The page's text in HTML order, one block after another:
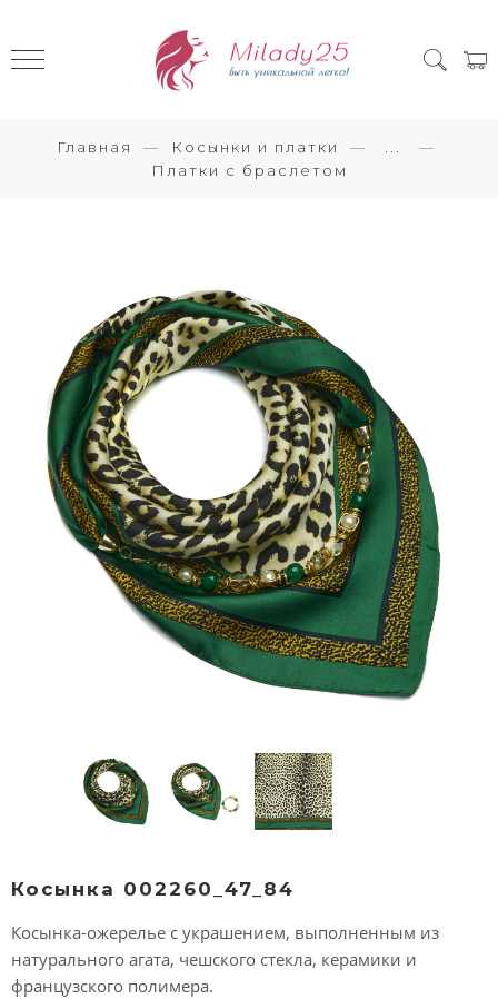
Главная Косынки и платки
Платки с браслетом
Косынка 002260_47_84
Косынка-ожерелье с украшением, выполненным из
натурального агата, чешского стекла, керамики и
французского полимера.